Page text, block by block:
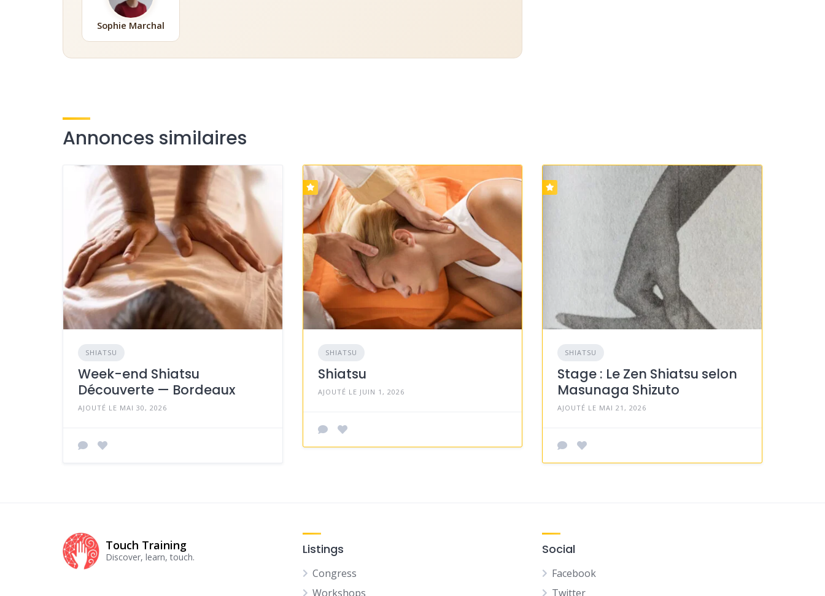
Sophie Marchal
Annonces similaires
SHIATSU
Week-end Shiatsu
Découverte — Bordeaux
AJOUTÉ LE MAI 30, 2026
SHIATSU
Shiatsu
AJOUTÉ LE JUIN 1, 2026
SHIATSU
Stage : Le Zen Shiatsu selon
Masunaga Shizuto
AJOUTÉ LE MAI 21, 2026
Touch Training
Discover, learn, touch.
Listings
Congress
Workshops
Social
Facebook
Twitter